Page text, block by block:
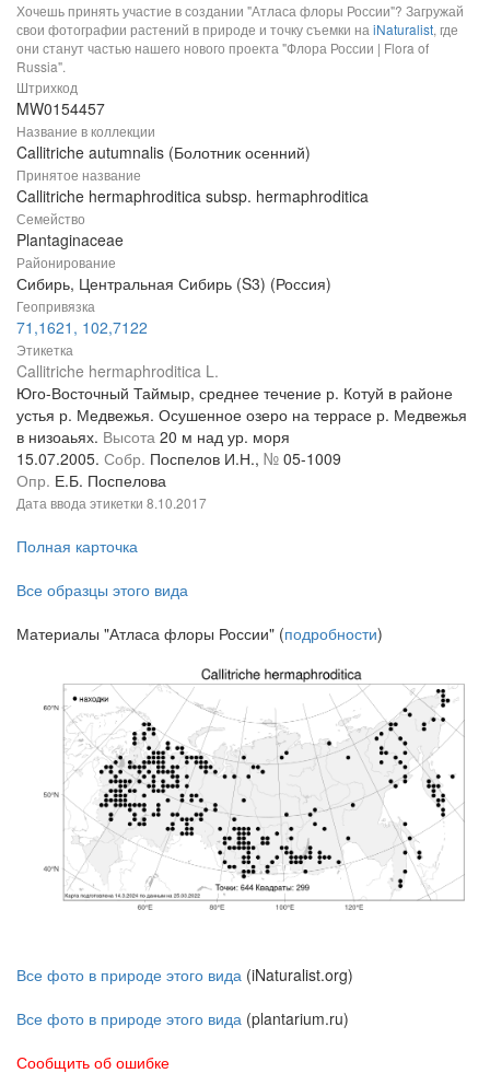
Хочешь принять участие в создании "Атласа флоры России"? Загружай
свои фотографии растений в природе и точку съемки на iNaturalist, где
они станут частью нашего нового проекта "Флора России | Flora of
Russia".
Штрихкод
MW0154457
Название в коллекции
Callitriche autumnalis (Болотник осенний)
Принятое название
Callitriche hermaphroditica subsp. hermaphroditica
Семейство
Plantaginaceae
Районирование
Сибирь, Центральная Сибирь (S3) (Россия)
Геопривязка
71,1621, 102,7122
Этикетка
Callitriche hermaphroditica L.
Юго-Восточный Таймыр, среднее течение р. Котуй в районе
устья р. Медвежья. Осушенное озеро на террасе р. Медвежья
в низоаьях. Высота 20 м над ур. моря
15.07.2005. Собр. Поспелов И.Н., № 05-1009
Опр. Е.Б. Поспелова
Дата ввода этикетки 8.10.2017
Полная карточка
Все образцы этого вида
Материалы "Атласа флоры России" (подробности)
Все фото в природе этого вида (iNaturalist.org)
Все фото в природе этого вида (plantarium.ru)
Сообщить об ошибке